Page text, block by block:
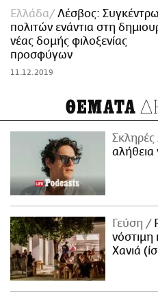
Ελλάδα
Λέσβος:
πολιτών ενάντια στη
νέας δομής φιλοξενίας
προσφύγων
11.12.2019
ΘΕΜΑΤΑ
Σκληρές
αλήθεια
Γεύση
νόστιμη
Χανιά